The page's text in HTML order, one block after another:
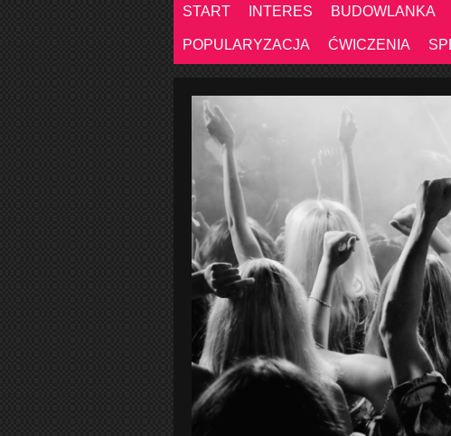
START INTERES BUDOWLANKA
POPULARYZACJA ĆWICZENIA